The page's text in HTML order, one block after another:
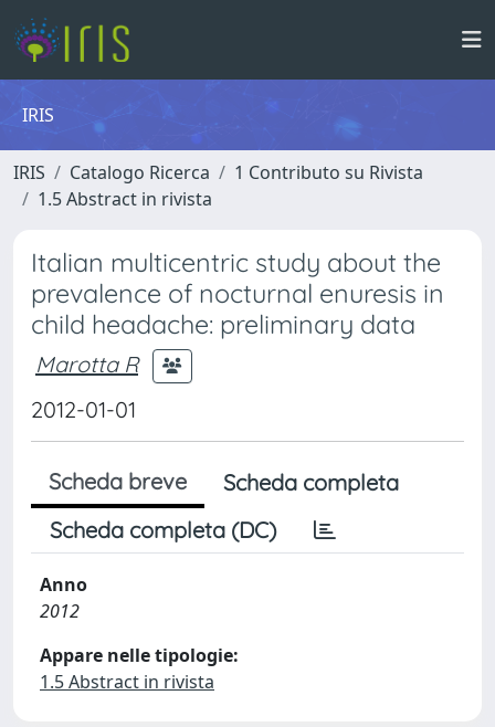
IRIS
IRIS Catalogo Ricerca
1 Contributo su Rivista
1.5 Abstract in rivista
Italian multicentric study about the
prevalence of nocturnal enuresis in
child headache: preliminary data
Marotta R
2012-01-01
Scheda breve
Scheda completa
Scheda completa (DC)
Anno
2012
Appare nelle tipologie:
1.5 Abstract in rivista